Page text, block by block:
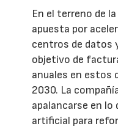
En el terreno de
apuesta por
centros de datos
objetivo de
anuales en estos
2030. La
apalancarse en
artificial para